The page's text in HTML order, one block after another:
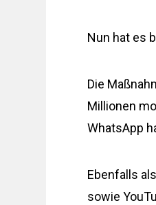
Nun hat es
Die
Millionen
WhatsApp
Ebenfalls
sowie